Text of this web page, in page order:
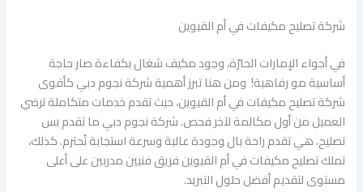
شركة تصليح مكيفات في أم القيوين
في أجواء الإمارات الحارّة، وجود مكيف شغال بكفاءة صار حاجة
أساسية مو رفاهية! ومن هنا تبرز أهمية شركة نجوم دبي كأقوى
شركة تصليح مكيفات في أم القيوين، حيث تقدم خدمات متكاملة ترضي
العميل من أول مكالمة لآخر فحص. شركة نجوم دبي ما تقدم بس
تصليح، هي تقدم راحة بال وجودة عالية وسرعة استجابة تُحترم. كذلك،
تملك تصليح مكيفات في أم القيوين فريق فنيين مدربين على أعلى
مستوى لتقديم أفضل حلول التبريد.